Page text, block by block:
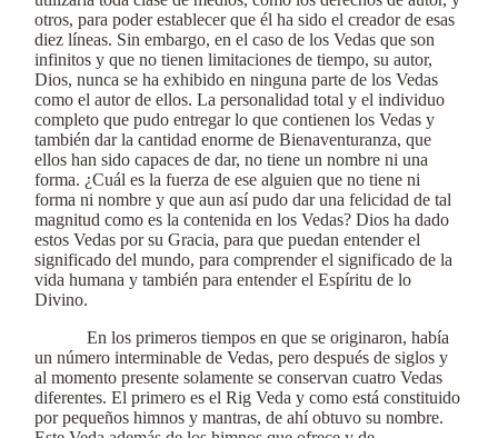
otros, para poder establecer que él ha sido el creador de esas
diez líneas. Sin embargo, en el caso de los Vedas que son
infinitos y que no tienen limitaciones de tiempo, su autor,
Dios, nunca se ha exhibido en ninguna parte de los Vedas
como el autor de ellos. La personalidad total y el individuo
completo que pudo entregar lo que contienen los Vedas y
también dar la cantidad enorme de Bienaventuranza, que
ellos han sido capaces de dar, no tiene un nombre ni una
forma. ¿Cuál es la fuerza de ese alguien que no tiene ni
forma ni nombre y que aun así pudo dar una felicidad de tal
magnitud como es la contenida en los Vedas? Dios ha dado
estos Vedas por su Gracia, para que puedan entender el
significado del mundo, para comprender el significado de la
vida humana y también para entender el Espíritu de lo
Divino.
En los primeros tiempos en que se originaron, había
un número interminable de Vedas, pero después de siglos y
al momento presente solamente se conservan cuatro Vedas
diferentes. El primero es el Rig Veda y como está constituido
por pequeños himnos y mantras, de ahí obtuvo su nombre.